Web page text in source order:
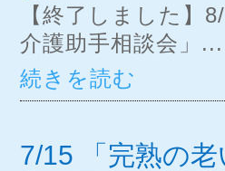
【終了しました】
介護助手相談会」...
続きを読む
7/15 「完熟の老